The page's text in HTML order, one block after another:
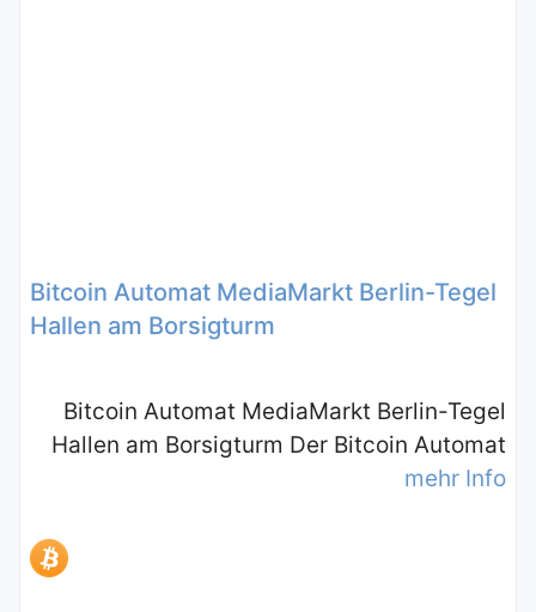
Bitcoin Automat MediaMarkt Berlin-Tegel
Hallen am Borsigturm
Bitcoin Automat MediaMarkt Berlin-Tegel
Hallen am Borsigturm Der Bitcoin Automat
mehr Info